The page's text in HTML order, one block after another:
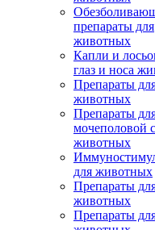
препараты для
животных
Капли и
глаз и носа
Препараты
животных
Препараты
мочеполовой
животных
для животных
Препараты
животных
Препараты